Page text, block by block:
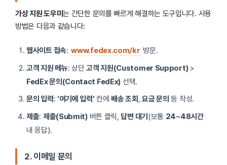
가상 지원 도우미는 간단한 문의를 빠르게 해결하는 도구입니다. 사용
방법은 다음과 같습니다:
웹사이트 접속: www.fedex.com/kr 방문.
고객 지원 메뉴: 상단고객 지원(Customer Support)>
FedEx 문의(Contact FedEx) 선택.
문의 입력: ‘여기에 입력’칸에 배송 조회 ,요금 문의 등 작성.
제출: 제출(Submit)버튼 클릭, 답변 대기 (보통 24~48시간
내 응답).
2. 이메일 문의